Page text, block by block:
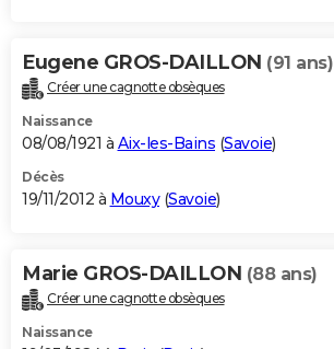
Eugene GROS-DAILLON (91 ans)
Créer une cagnotte obsèques
Naissance
08/08/1921 à Aix-les-Bains (Savoie)
Décès
19/11/2012 à Mouxy(Savoie)
Marie GROS-DAILLON (88 ans)
Créer une cagnotte obsèques
Naissance